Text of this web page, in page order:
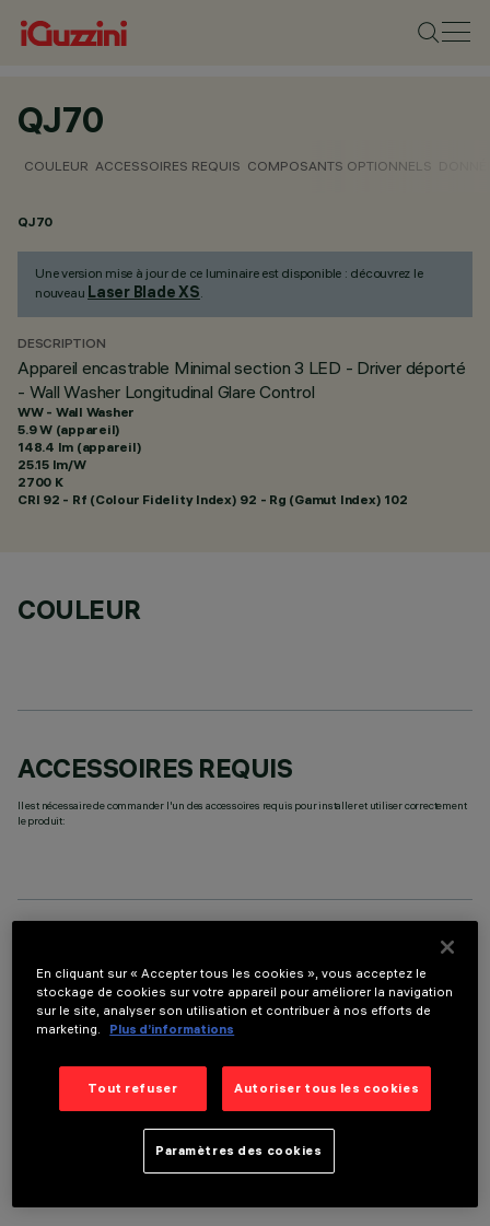
QJ70
COULEUR ACCESSOIRES REQUIS COMPOSANTS OPTIONNELS
QJ70
Une version mise à jour de ce luminaire est disponible : découvrez le
nouveau Laser Blade XS.
DESCRIPTION
Appareil encastrable Minimal section 3 LED - Driver déporté
- Wall Washer Longitudinal Glare Control
WW - Wall Washer
5.9 W (appareil)
148.4 lm (appareil)
25.15 lm/W
2700 K
CRI 92 - Rf (Colour Fidelity Index) 92 - Rg (Gamut Index) 102
COULEUR
ACCESSOIRES REQUIS
Il est nécessaire de commander l'un des accessoires requis pour installer et utiliser correctement
le produit:
DONNÉES TECHNIQUES
DERNIÈRE MISE À JOUR: 05/08/2026
En cliquant sur « Accepter tous les cookies », vous acceptez le
stockage de cookies sur votre appareil pour améliorer la navigation
sur le site, analyser son utilisation et contribuer à nos efforts de
marketing.
Plus d’informations
Tout refuser Autoriser tous les cookies
Paramètres des cookies